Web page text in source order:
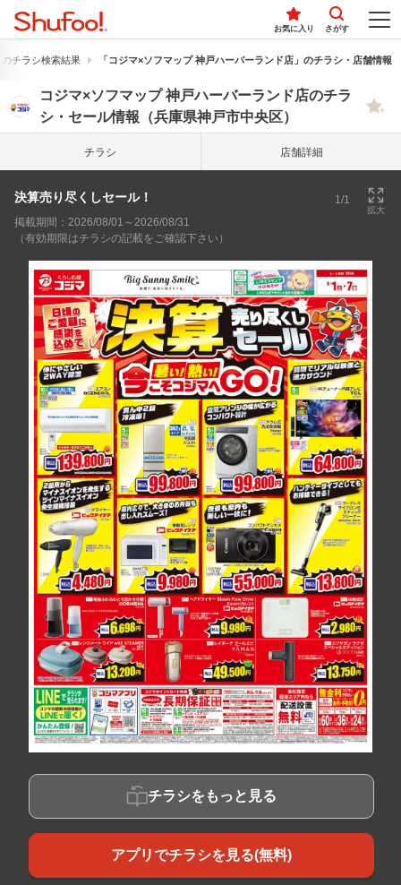
お気に入り さがす
チラシ検索結果 「コジマ×ソフマップ 神戸ハーバーランド店」のチラシ・店舗情報
コジマ×ソフマップ 神戸ハーバーランド店のチラ
シ・セール情報（兵庫県神戸市中央区）
チラシ 店舗詳細
決算売り尽くしセール！ 1/1
拡大
掲載期間：2026/08/01～2026/08/31
（有効期限はチラシの記載をご確認下さい）
チラシをもっと見る
アプリでチラシを見る(無料)